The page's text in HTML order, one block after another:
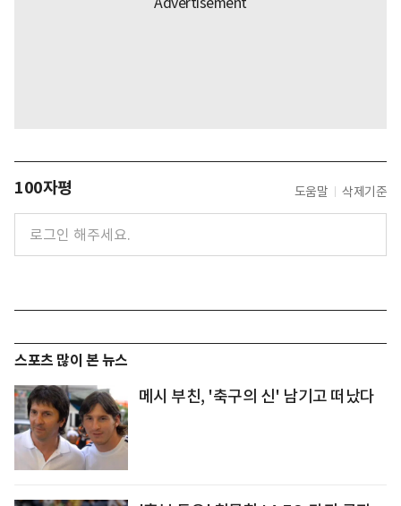
100자평 도움말 삭제기준
스포츠 많이 본 뉴스
메시 부친, '축구의 신' 남기고 떠났다